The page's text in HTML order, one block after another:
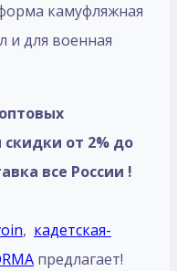
камуфляжная
и для военная
от 2% до
все России !
, кадетская-
предлагает!